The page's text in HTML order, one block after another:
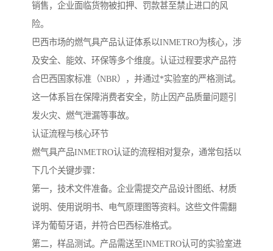
销售，企业面临货物被扣押、罚款甚至禁止进口的风
险。
巴西市场的燃气具产品认证体系以INMETRO为核心，涉
及安全、能效、环保等多个维度。认证过程要求产品符
合巴西国家标准（NBR），并通过*实验室的严格测试。
这一体系旨在保障消费者安全，防止因产品质量问题引
发火灾、燃气泄漏等事故。
认证流程与核心环节
燃气具产品INMETRO认证的流程相对复杂，通常包括以
下几个关键步骤：
第一，技术文件准备。企业需提交产品设计图纸、材质
说明、使用说明书、电气原理图等资料。这些文件需翻
译为葡萄牙语，并符合巴西标准格式。
第二，样品测试。产品需送至INMETRO认可的实验室进